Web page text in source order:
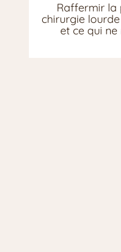
Raffermir la
chirurgie
et ce qui